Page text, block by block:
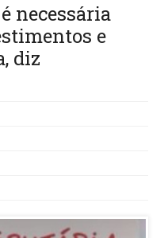
necessária
e
diz